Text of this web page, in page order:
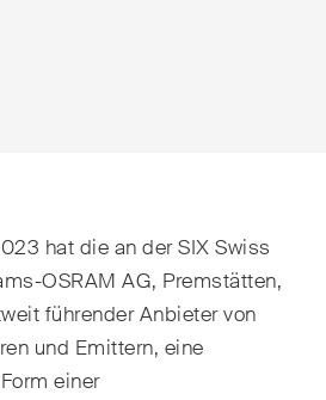
hat die an der SIX Swiss
OSRAM AG, Premstätten,
führender Anbieter von
und Emittern, eine
einer